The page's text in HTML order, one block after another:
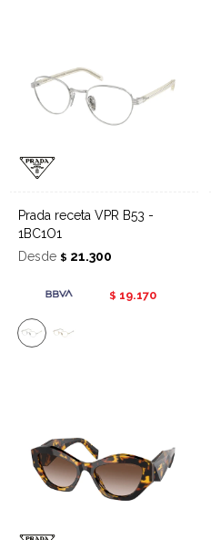
Prada receta VPR B53 -
1BC1O1
Desde $ 21.300
$ 19.170